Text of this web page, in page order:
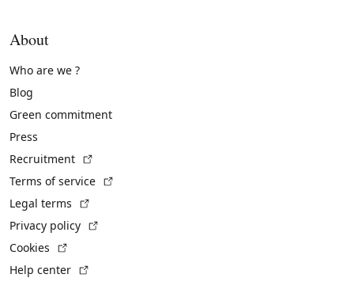
About
Who are we ?
Blog
Green commitment
Press
Recruitment
Terms of service
Legal terms
Privacy policy
Cookies
Help center